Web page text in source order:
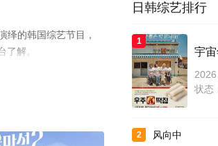
绎的韩国综艺节目，
解。
日韩综艺排行
1
宇
状态
2 风向中